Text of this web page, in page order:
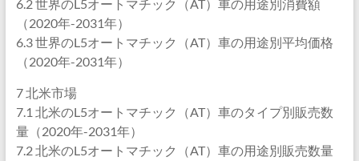
6.2 世界のL5オートマチック（AT）車の用途別消費額
（2020年-2031年）
6.3 世界のL5オートマチック（AT）車の用途別平均価格
（2020年-2031年）
7 北米市場
7.1 北米のL5オートマチック（AT）車のタイプ別販売数
量（2020年-2031年）
7.2 北米のL5オートマチック（AT）車の用途別販売数量